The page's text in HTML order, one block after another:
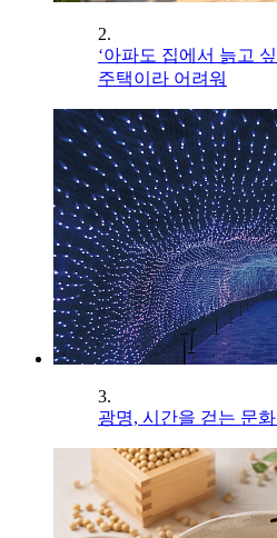
2.
‘아파도 집에서 늙고
주택이라 어려워
3.
광명, 시간을 걷는 문